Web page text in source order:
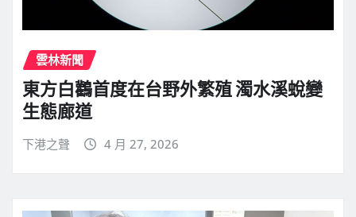
雲林新聞
東方白鸛首度在台野外繁殖 濁水溪蛻變
生態廊道
下港之聲 4 月 27, 2026